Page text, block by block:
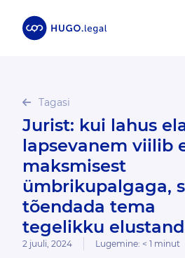
Tagasi
Jurist: kui lahus elav
lapsevanem viilib
maksmisest
ümbrikupalgaga,
tõendada tema
tegelikku
2 juuli, 2024 Lugemine: < 1 minut